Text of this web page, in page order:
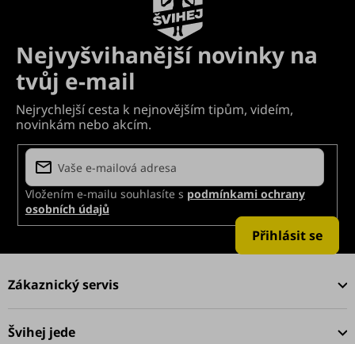
Vložením e-mailu souhlasíte s podmínkami ochrany
osobních údajů
Přihlásit se
á
p
a
Zákaznický servis
Švihej jede